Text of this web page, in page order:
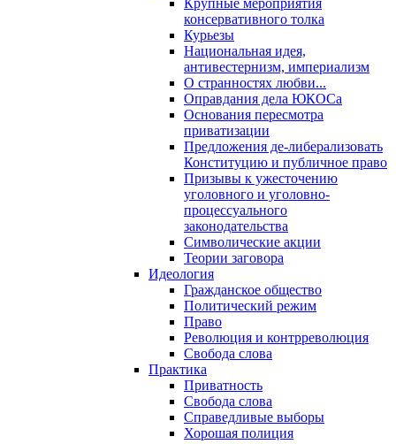
Крупные мероприятия
консервативного толка
Курьезы
Национальная идея,
антивестернизм, империализм
О странностях любви...
Оправдания дела ЮКОСа
Основания пересмотра
приватизации
Предложения де-либерализовать
Конституцию и публичное право
Призывы к ужесточению
уголовного и уголовно-
процессуального
законодательства
Символические акции
Теории заговора
Идеология
Гражданское общество
Политический режим
Право
Революция и контрреволюция
Свобода слова
Практика
Приватность
Свобода слова
Справедливые выборы
Хорошая полиция